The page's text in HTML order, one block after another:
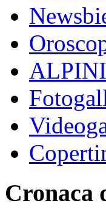
ALPINI
Cronaca